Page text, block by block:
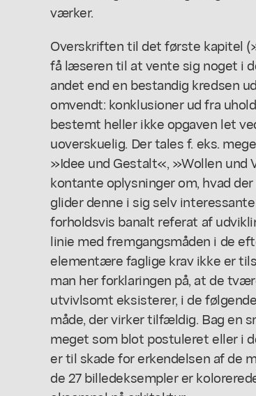
værker.
Overskriften til det første kapitel
få læseren til at vente sig noget i
andet end en bestandig kredsen
omvendt: konklusioner ud fra
bestemt heller ikke opgaven let
uoverskuelig. Der tales f. eks.
»Idee und Gestalt«, »Wollen und
kontante oplysninger om, hvad
glider denne i sig selv
forholdsvis banalt referat af
linie med fremgangsmåden i de
elementære faglige krav ikke er
man her forklaringen på, at de
utvivlsomt eksisterer, i de
måde, der virker tilfældig. Bag en
meget som blot postuleret eller i
er til skade for erkendelsen af de
de 27 billedeksempler er